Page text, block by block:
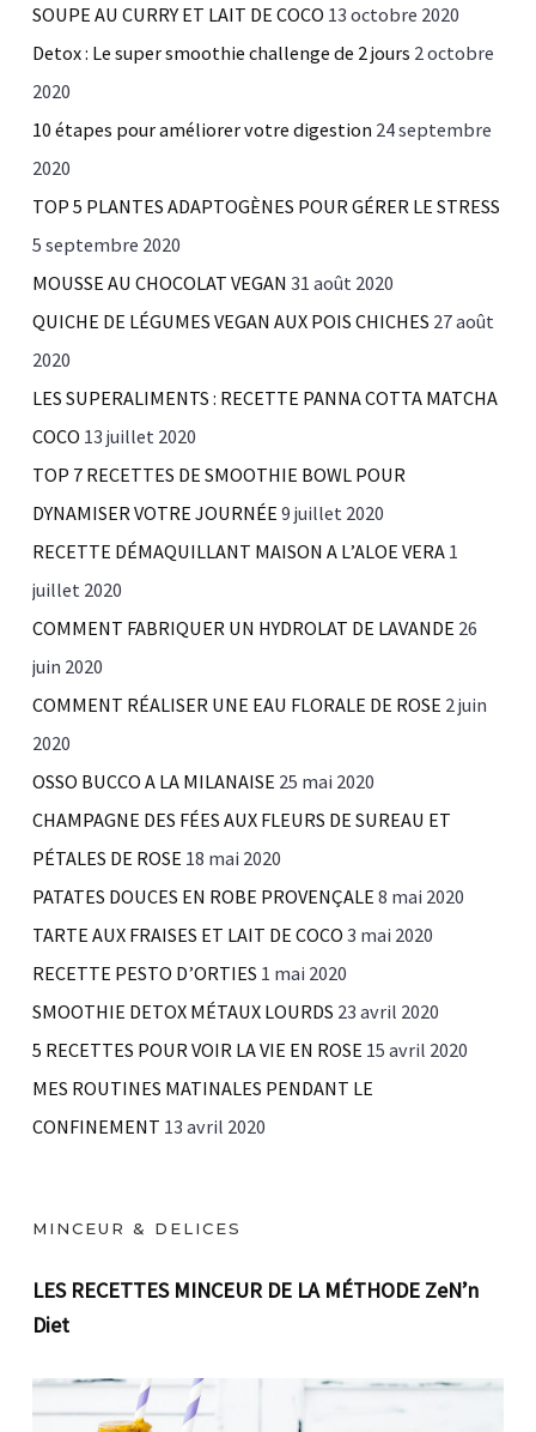
SOUPE AU CURRY ET LAIT DE COCO 13 octobre 2020
Detox : Le super smoothie challenge de 2 jours 2 octobre
2020
10 étapes pour améliorer votre digestion 24 septembre
2020
TOP 5 PLANTES ADAPTOGÈNES POUR GÉRER LE STRESS
5 septembre 2020
MOUSSE AU CHOCOLAT VEGAN 31 août 2020
QUICHE DE LÉGUMES VEGAN AUX POIS CHICHES 27 août
2020
LES SUPERALIMENTS : RECETTE PANNA COTTA MATCHA
COCO 13 juillet 2020
TOP 7 RECETTES DE SMOOTHIE BOWL POUR
DYNAMISER VOTRE JOURNÉE 9 juillet 2020
RECETTE DÉMAQUILLANT MAISON A L’ALOE VERA 1
juillet 2020
COMMENT FABRIQUER UN HYDROLAT DE LAVANDE 26
juin 2020
COMMENT RÉALISER UNE EAU FLORALE DE ROSE 2 juin
2020
OSSO BUCCO A LA MILANAISE 25 mai 2020
CHAMPAGNE DES FÉES AUX FLEURS DE SUREAU ET
PÉTALES DE ROSE 18 mai 2020
PATATES DOUCES EN ROBE PROVENÇALE 8 mai 2020
TARTE AUX FRAISES ET LAIT DE COCO 3 mai 2020
RECETTE PESTO D’ORTIES 1 mai 2020
SMOOTHIE DETOX MÉTAUX LOURDS 23 avril 2020
5 RECETTES POUR VOIR LA VIE EN ROSE 15 avril 2020
MES ROUTINES MATINALES PENDANT LE
CONFINEMENT 13 avril 2020
MINCEUR & DELICES
LES RECETTES MINCEUR DE LA MÉTHODE ZeN’n
Diet